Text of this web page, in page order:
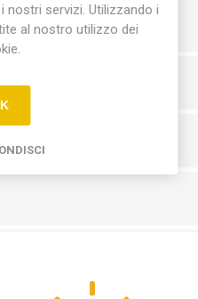
servizi. Utilizzando i
al nostro utilizzo dei